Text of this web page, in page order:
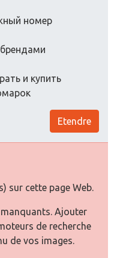
номер
и купить
Etendre
sur cette page Web.
Ajouter
de recherche
de vos images.